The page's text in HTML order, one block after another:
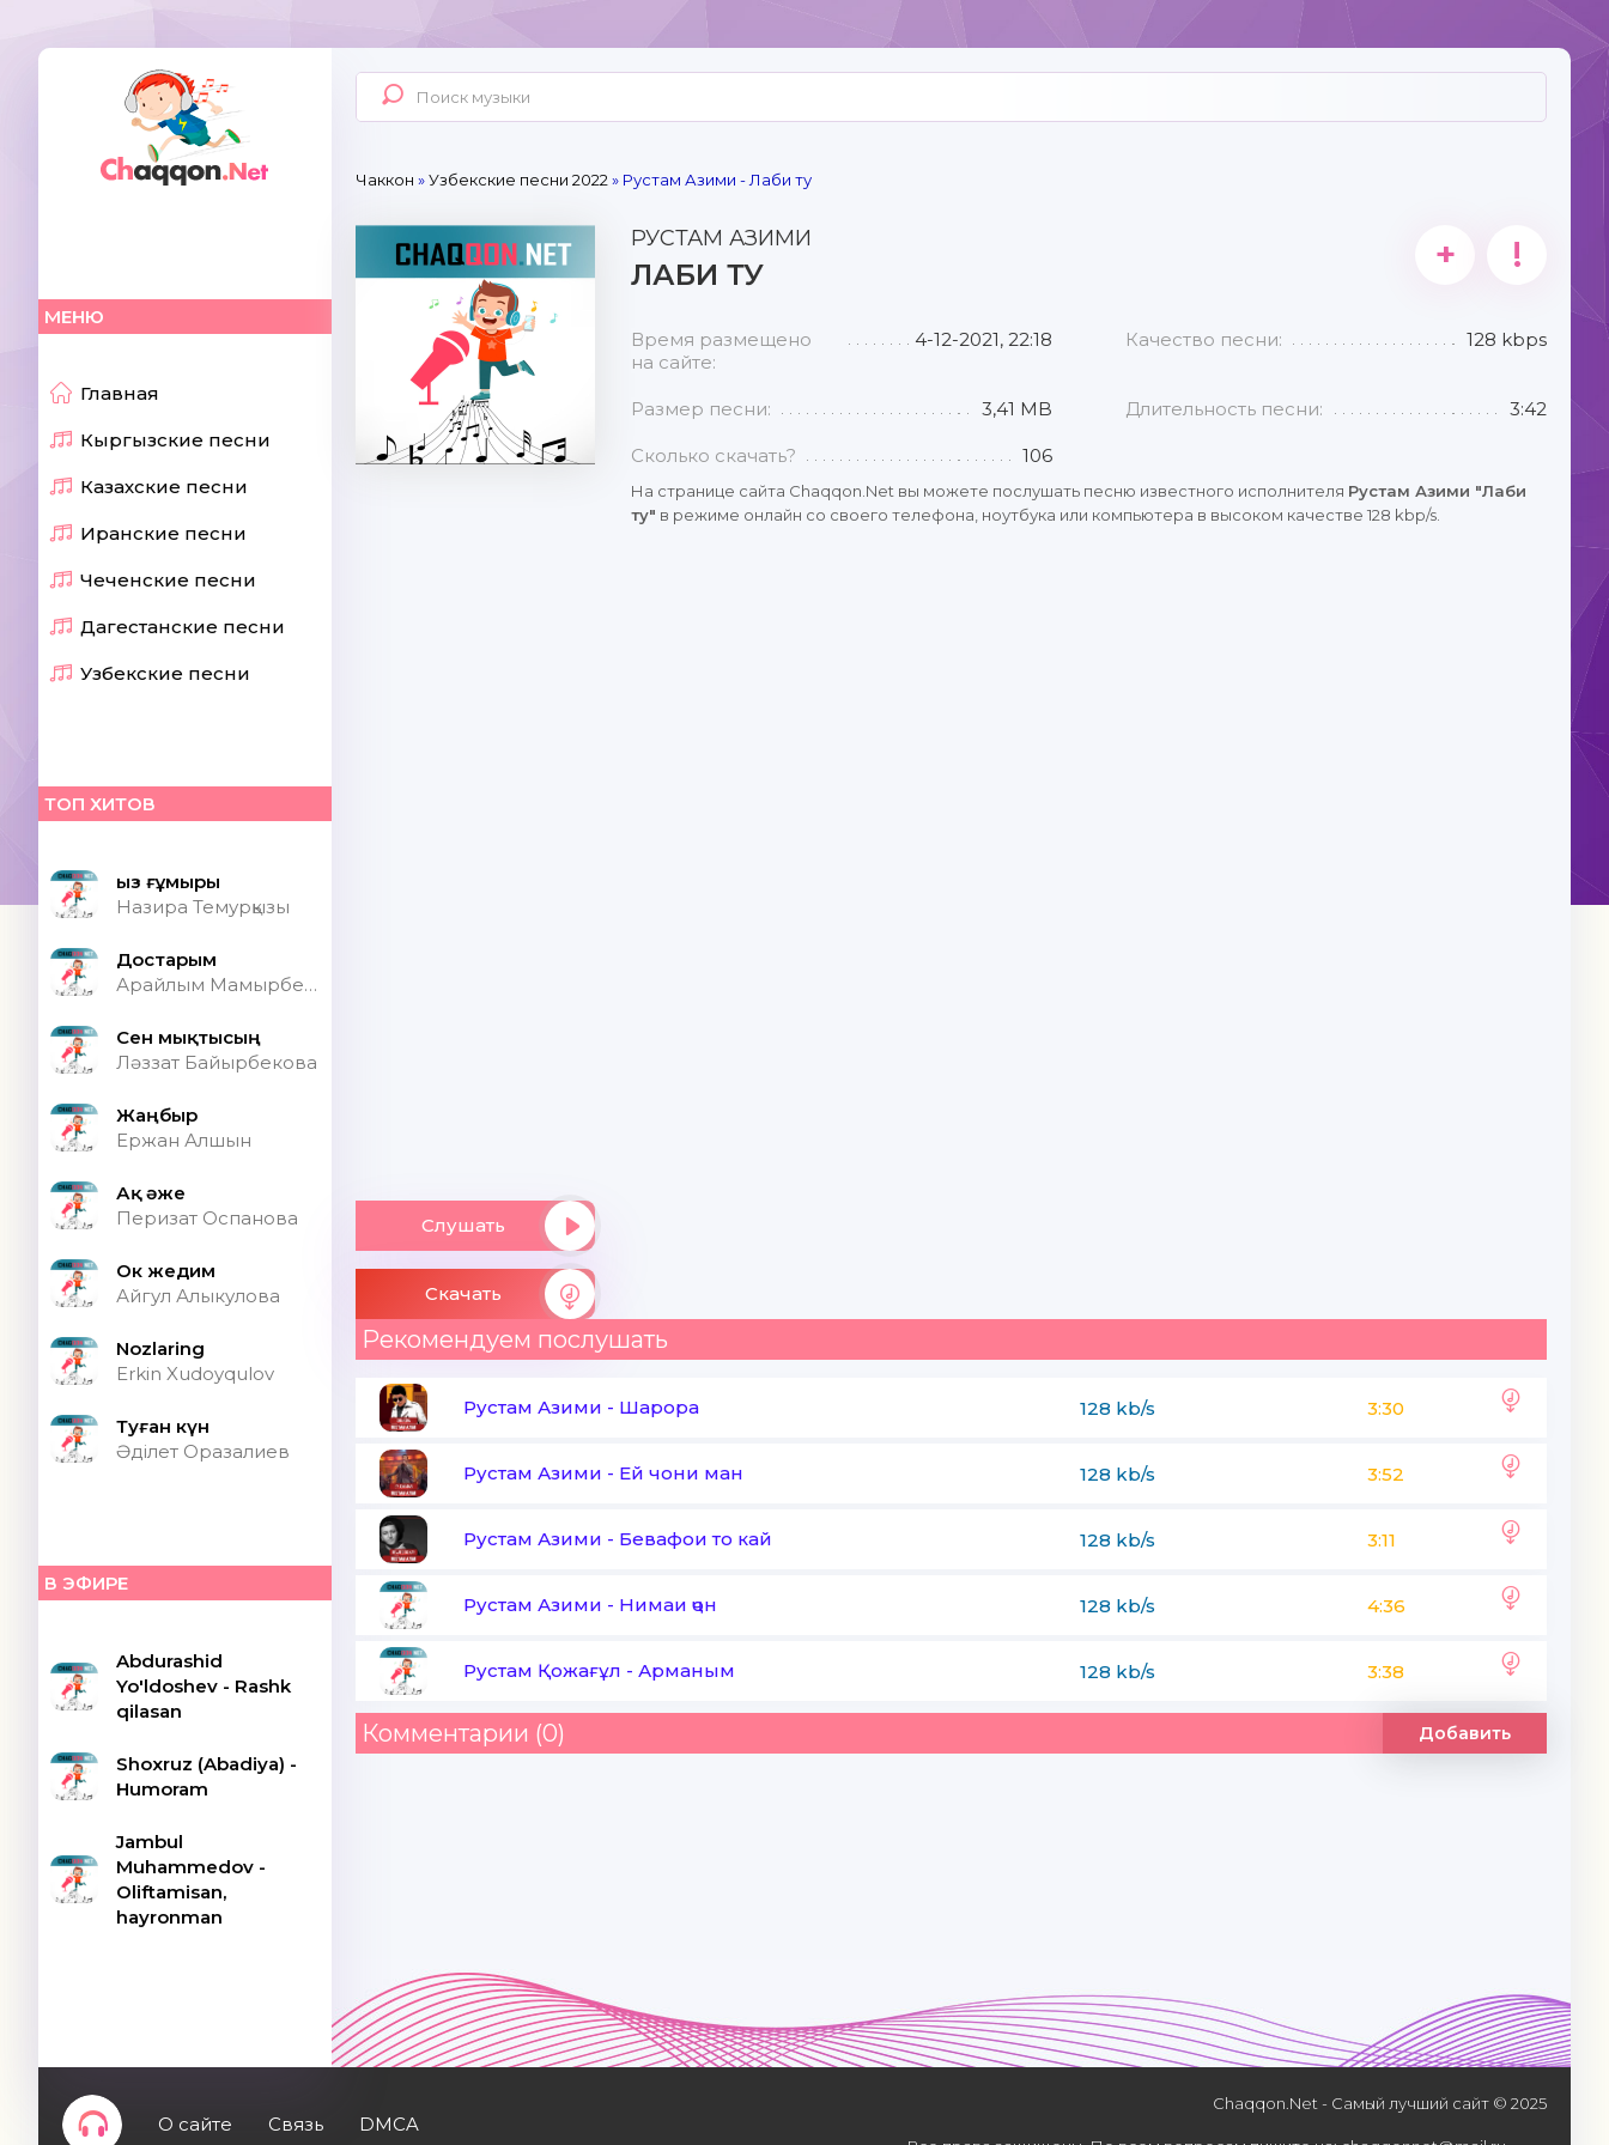
МЕНЮ
Главная
Кыргызские песни
Казахские песни
Иранские песни
Чеченские песни
Дагестанские песни
Узбекские песни
ТОП ХИТОВ
Қыз ғұмыры
Назира Темурқызы
Достарым
Арайлым Мамырбекқызы
Сен мықтысың
Ләззат Байырбекова
Жаңбыр
Ержан Алшын
Ақ әже
Перизат Оспанова
Ок жедим
Айгул Алыкулова
Nozlaring
Erkin Xudoyqulov
Туған күн
Әділет Оразалиев
В ЭФИРЕ
Abdurashid
Yo'ldoshev - Rashk
qilasan
Shoxruz (Abadiya) -
Humoram
Jambul
Muhammedov -
Oliftamisan,
hayronman
Чаккон »Узбекские песни 2022 » Рустам Азими - Лаби ту
Слушать
Скачать
РУСТАМ АЗИМИ
ЛАБИ ТУ + !
Время размещено
на сайте:
4-12-2021, 22:18 Качество песни: 128 kbps
Размер песни: 3,41 MB Длительность песни: 3:42
Сколько скачать? 106
На странице сайта Chaqqon.Net вы можете послушать песню известного исполнителя Рустам Азими "Лаби
ту" в режиме онлайн со своего телефона, ноутбука или компьютера в высоком качестве 128 kbp/s.
Рекомендуем послушать
Рустам Азими - Шарора 128 kb/s 3:30
Рустам Азими - Ей чони ман 128 kb/s 3:52
Рустам Азими - Бевафои то кай 128 kb/s 3:11
Рустам Азими - Нимаи ҷон 128 kb/s 4:36
Рустам Қожағұл - Арманым 128 kb/s 3:38
Комментарии (0) Добавить
О сайте Связь DMCA
Chaqqon.Net - Самый лучший сайт © 2025